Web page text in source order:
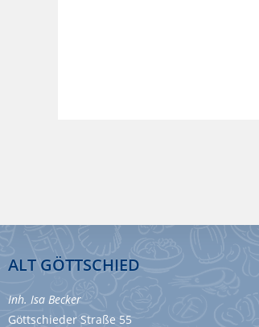
ALT GÖTTSCHIED
Inh. Isa Becker
Göttschieder Straße 55